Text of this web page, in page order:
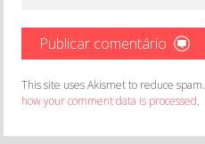
This site uses Akismet to reduce spam.
how your comment data is processed.